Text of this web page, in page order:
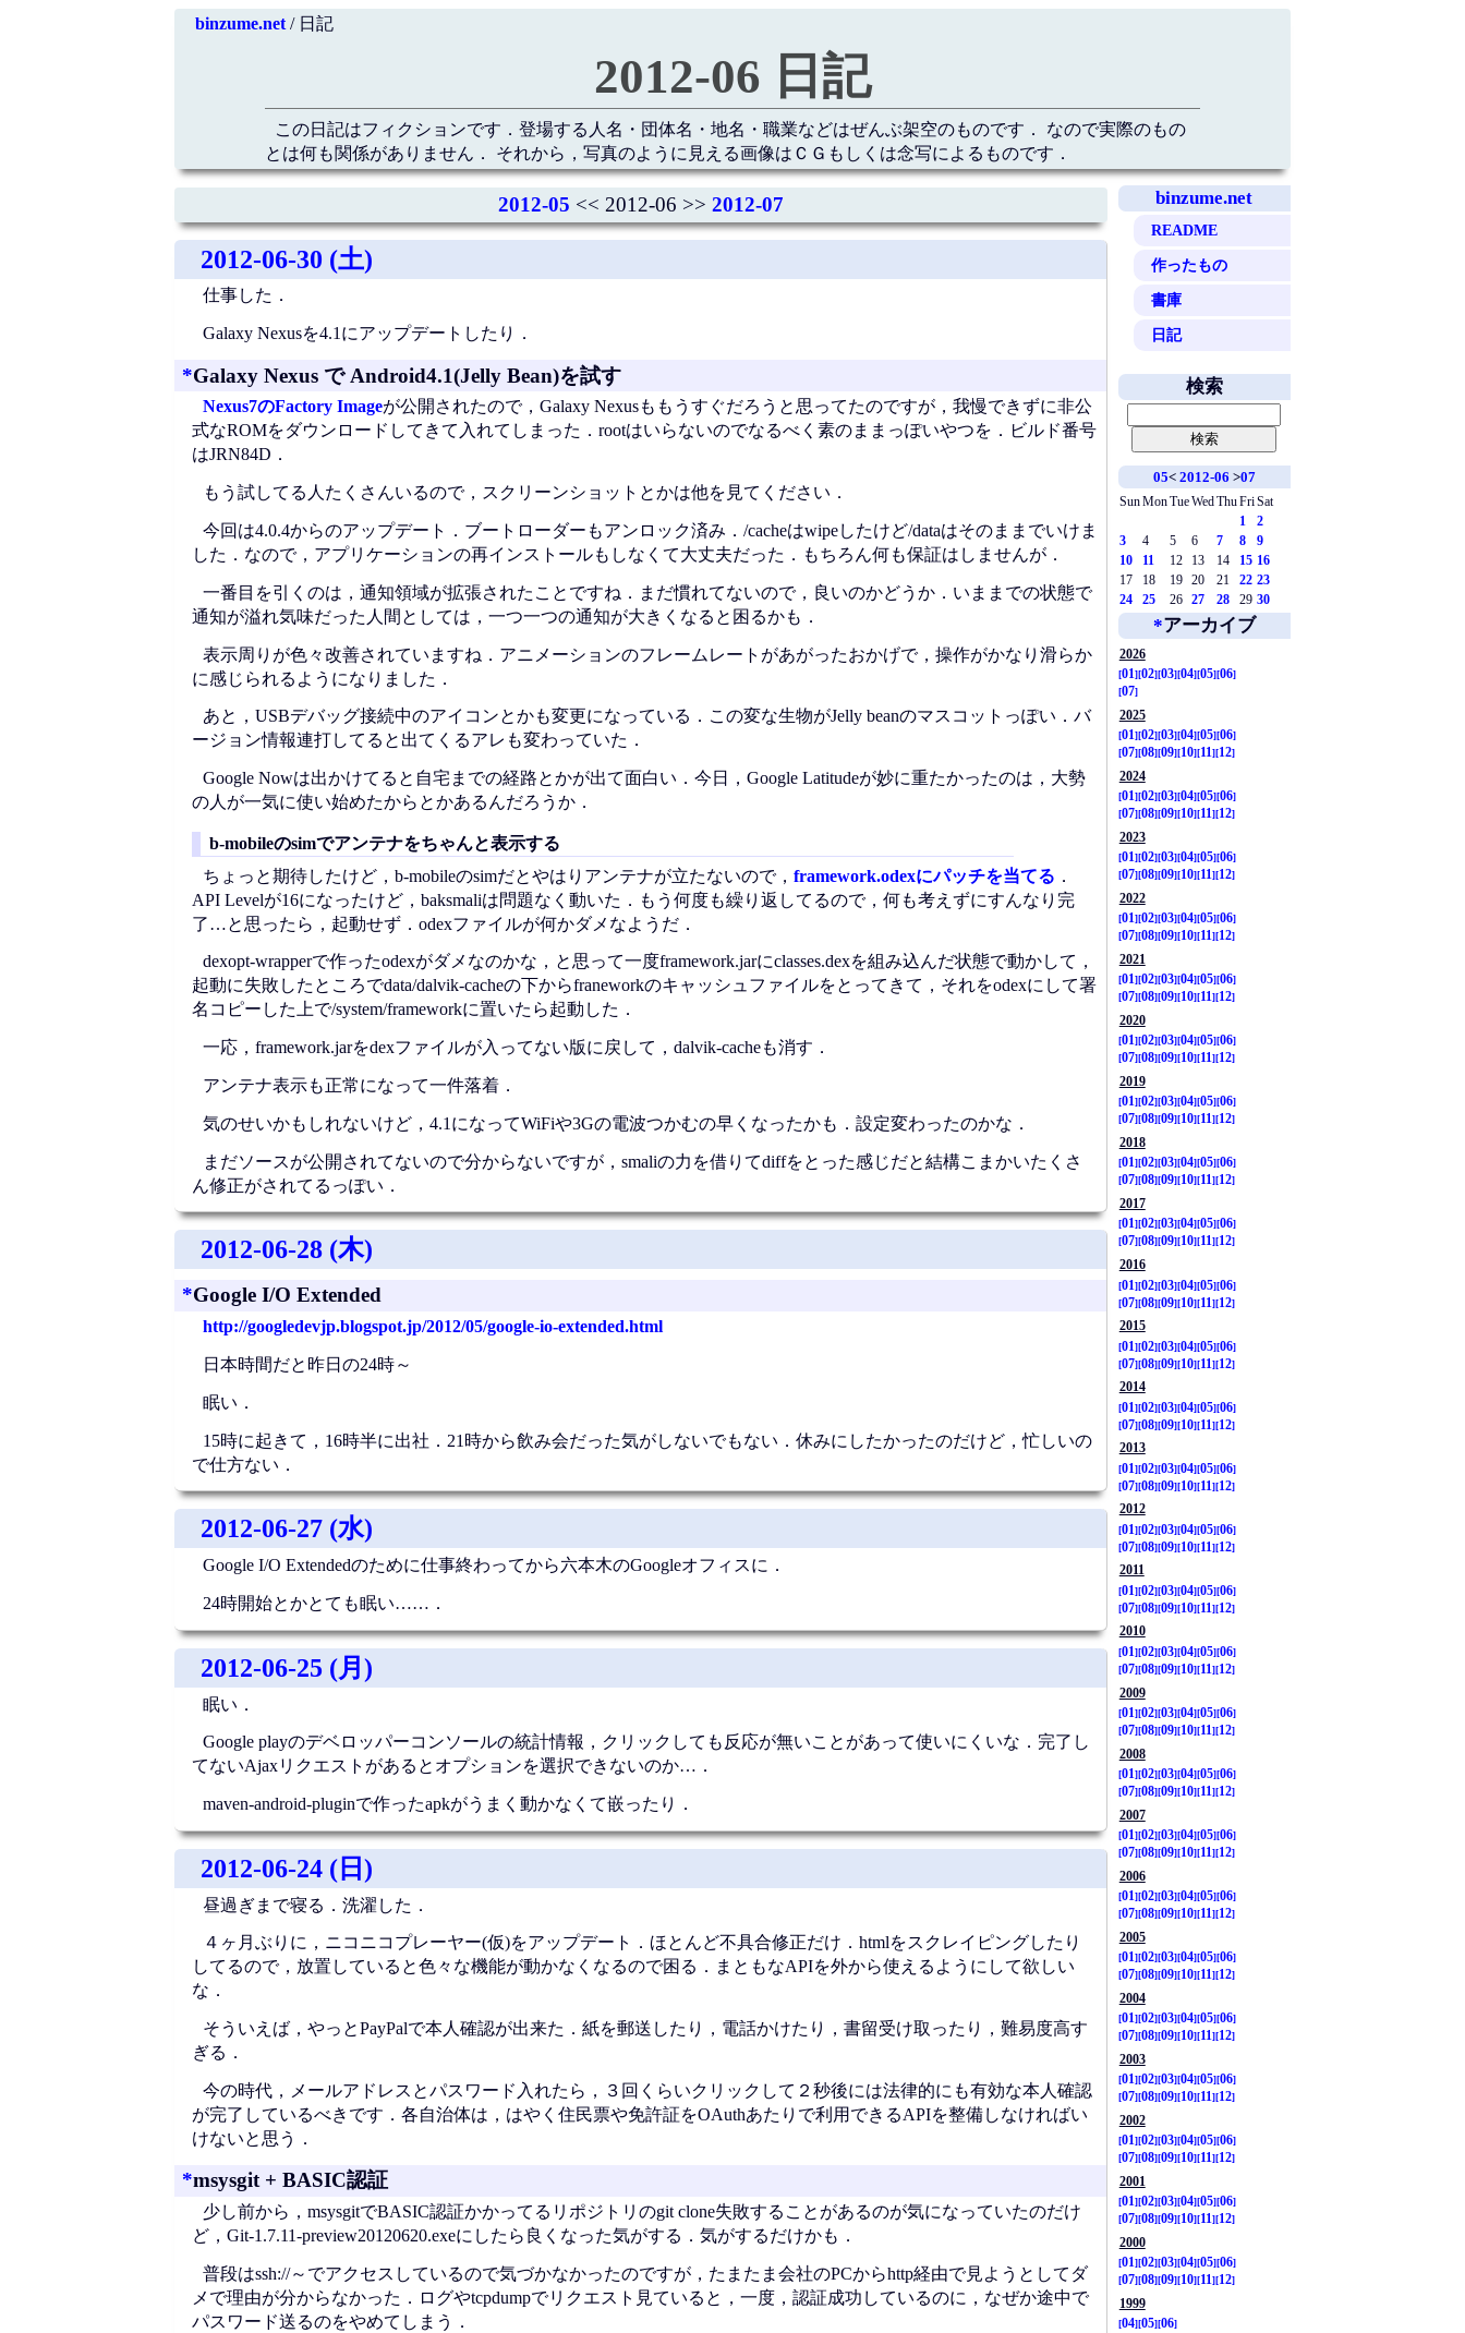
binzume.net/ 日記
2012-06 日記
この日記はフィクションです．登場する人名・団体名・地名・職業などはぜんぶ架空のものです． なので実際のもの
とは何も関係がありません． それから，写真のように見える画像はＣＧもしくは念写によるものです．
binzume.net
README
作ったもの
書庫
日記
2012-05 << 2012-06 >> 2012-07
2012-06-30 (土)
仕事した．
Galaxy Nexusを4.1にアップデートしたり．
*Galaxy Nexus で Android4.1(Jelly Bean)を試す
Nexus7のFactory Imageが公開されたので，Galaxy Nexusももうすぐだろうと思ってたのですが，我慢できずに非公
式なROMをダウンロードしてきて入れてしまった．rootはいらないのでなるべく素のままっぽいやつを．ビルド番号
はJRN84D．
もう試してる人たくさんいるので，スクリーンショットとかは他を見てください．
今回は4.0.4からのアップデート．ブートローダーもアンロック済み．/cacheはwipeしたけど/dataはそのままでいけま
した．なので，アプリケーションの再インストールもしなくて大丈夫だった．もちろん何も保証はしませんが．
一番目を引くのは，通知領域が拡張されたことですね．まだ慣れてないので，良いのかどうか．いままでの状態で
通知が溢れ気味だった人間としては，一つ一つの通知が大きくなると困るかも．
表示周りが色々改善されていますね．アニメーションのフレームレートがあがったおかげで，操作がかなり滑らか
に感じられるようになりました．
あと，USBデバッグ接続中のアイコンとかも変更になっている．この変な生物がJelly beanのマスコットっぽい．バ
ージョン情報連打してると出てくるアレも変わっていた．
Google Nowは出かけてると自宅までの経路とかが出て面白い．今日，Google Latitudeが妙に重たかったのは，大勢
の人が一気に使い始めたからとかあるんだろうか．
b-mobileのsimでアンテナをちゃんと表示する
ちょっと期待したけど，b-mobileのsimだとやはりアンテナが立たないので， framework.odexにパッチを当てる ．
API Levelが16になったけど，baksmaliは問題なく動いた．もう何度も繰り返してるので，何も考えずにすんなり完
了…と思ったら，起動せず．odexファイルが何かダメなようだ．
dexopt-wrapperで作ったodexがダメなのかな，と思って一度framework.jarにclasses.dexを組み込んだ状態で動かして，
起動に失敗したところでdata/dalvik-cacheの下からfraneworkのキャッシュファイルをとってきて，それをodexにして署
名コピーした上で/system/frameworkに置いたら起動した．
一応，framework.jarをdexファイルが入ってない版に戻して，dalvik-cacheも消す．
アンテナ表示も正常になって一件落着．
気のせいかもしれないけど，4.1になってWiFiや3Gの電波つかむの早くなったかも．設定変わったのかな．
まだソースが公開されてないので分からないですが，smaliの力を借りてdiffをとった感じだと結構こまかいたくさ
ん修正がされてるっぽい．
2012-06-28 (木)
*Google I/O Extended
http://googledevjp.blogspot.jp/2012/05/google-io-extended.html
日本時間だと昨日の24時～
眠い．
15時に起きて，16時半に出社．21時から飲み会だった気がしないでもない．休みにしたかったのだけど，忙しいの
で仕方ない．
2012-06-27 (水)
Google I/O Extendedのために仕事終わってから六本木のGoogleオフィスに．
24時開始とかとても眠い……．
2012-06-25 (月)
眠い．
Google playのデベロッパーコンソールの統計情報，クリックしても反応が無いことがあって使いにくいな．完了し
てないAjaxリクエストがあるとオプションを選択できないのか…．
maven-android-pluginで作ったapkがうまく動かなくて嵌ったり．
2012-06-24 (日)
昼過ぎまで寝る．洗濯した．
４ヶ月ぶりに，ニコニコプレーヤー(仮)をアップデート．ほとんど不具合修正だけ．htmlをスクレイピングしたり
してるので，放置していると色々な機能が動かなくなるので困る．まともなAPIを外から使えるようにして欲しい
な．
そういえば，やっとPayPalで本人確認が出来た．紙を郵送したり，電話かけたり，書留受け取ったり，難易度高す
ぎる．
今の時代，メールアドレスとパスワード入れたら，３回くらいクリックして２秒後には法律的にも有効な本人確認
が完了しているべきです．各自治体は，はやく住民票や免許証をOAuthあたりで利用できるAPIを整備しなければい
けないと思う．
*msysgit + BASIC認証
少し前から，msysgitでBASIC認証かかってるリポジトリのgit clone失敗することがあるのが気になっていたのだけ
ど，Git-1.7.11-preview20120620.exeにしたら良くなった気がする．気がするだけかも．
普段はssh://～でアクセスしているので気づかなかったのですが，たまたま会社のPCからhttp経由で見ようとしてダ
メで理由が分からなかった．ログやtcpdumpでリクエスト見ていると，一度，認証成功しているのに，なぜか途中で
パスワード送るのをやめてしまう．
検索
05< 2012-06 >07
SunMonTueWed ThuFriSat
1
2
3
4 5 6 7 8
9
10
11 12 13 14 15 16
17
18 19 20 21 22 23
24
25 26 27 28 29 30
*アーカイブ
2026
01
02 03 04 05 06
07
2025
01
02 03 04 05 06
07 08 09 10 11
12
2024
01
02 03 04 05 06
07 08 09 10 11
12
2023
01
02 03 04 05 06
07 08 09 10 11
12
2022
01
02 03 04 05 06
07 08 09 10 11
12
2021
01
02 03 04 05 06
07 08 09 10 11
12
2020
01
02 03 04 05 06
07 08 09 10 11
12
2019
01
02 03 04 05 06
07 08 09 10 11
12
2018
01 02 03 04 05 06
07 08 09 10 11 12
2017
01 02 03 04 05 06
07 08 09 10 11 12
2016
01
02 03 04 05 06
07 08 09 10 11
12
2015
01
02 03 04 05 06
07 08 09 10 11
12
2014
01
02 03 04 05 06
07 08 09 10 11
12
2013
01
02 03 04 05 06
07 08 09 10 11
12
2012
01
02 03 04 05 06
07 08 09 10 11
12
2011
01
02 03 04 05 06
07 08 09 10 11
12
2010
01
02 03 04 05 06
07 08 09 10 11
12
2009
01
02 03 04 05 06
07 08 09 10 11
12
2008
01
02 03 04 05 06
07 08 09 10 11
12
2007
01
02 03 04 05 06
07 08 09 10 11
12
2006
01
02 03 04 05 06
07 08 09 10 11
12
2005
01
02 03 04 05 06
07 08 09 10 11
12
2004
01
02 03 04 05 06
07 08 09 10 11
12
2003
01
02 03 04 05 06
07 08 09 10 11
12
2002
01
02 03 04 05 06
07 08 09 10 11
12
2001
01
02 03 04 05 06
07 08 09 10 11
12
2000
01
02 03 04 05 06
07 08 09 10 11
12
1999
04 05 06